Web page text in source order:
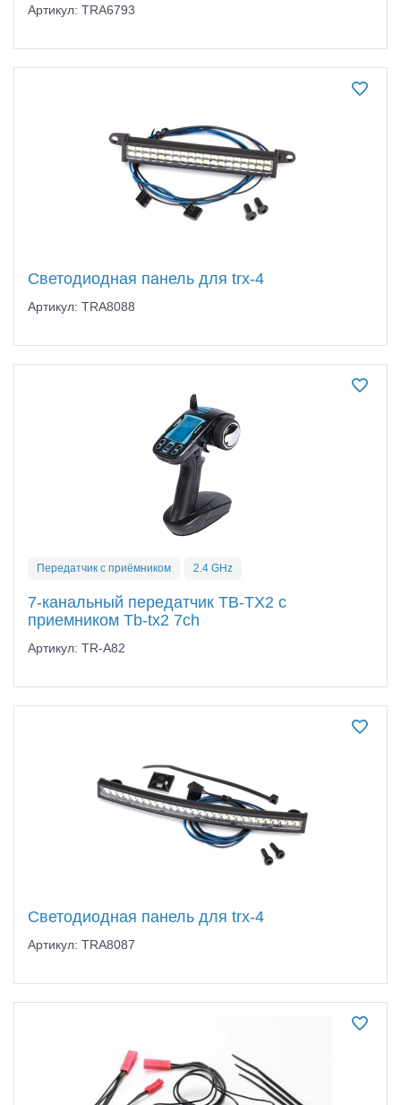
Артикул: TRA6793
Светодиодная панель для trx-4
Артикул: TRA8088
Передатчик с приёмником 2.4 GHz
7-канальный передатчик TB-TX2 с
приемником Tb-tx2 7ch
Артикул: TR-A82
Светодиодная панель для trx-4
Артикул: TRA8087